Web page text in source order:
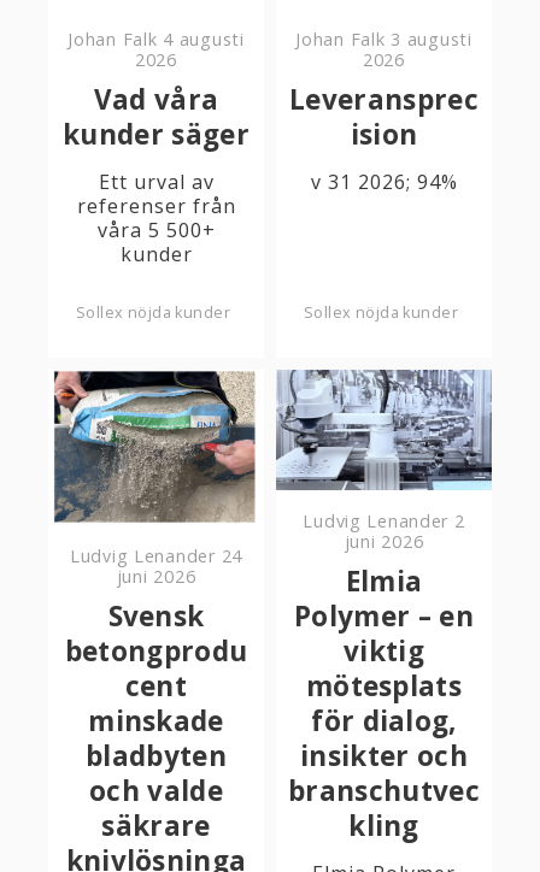
Johan Falk 4 augusti
2026
Vad våra
kunder säger
Ett urval av
referenser från
våra 5 500+
kunder
Sollex nöjda kunder
Johan Falk 3 augusti
2026
Leveransprec
ision
v 31 2026; 94%
Sollex nöjda kunder
Ludvig Lenander 24
juni 2026
Svensk
betongprodu
cent
minskade
bladbyten
och valde
säkrare
knivlösninga
Ludvig Lenander 2
juni 2026
Elmia
Polymer – en
viktig
mötesplats
för dialog,
insikter och
branschutvec
kling